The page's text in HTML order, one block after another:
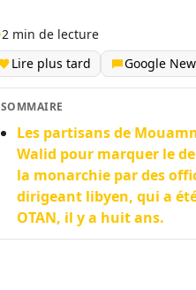
2 min de lecture
Lire plus tard
Google
SOMMAIRE
Les partisans de
Walid pour marquer le
la monarchie par des
dirigeant libyen, qui a
OTAN, il y a huit ans.